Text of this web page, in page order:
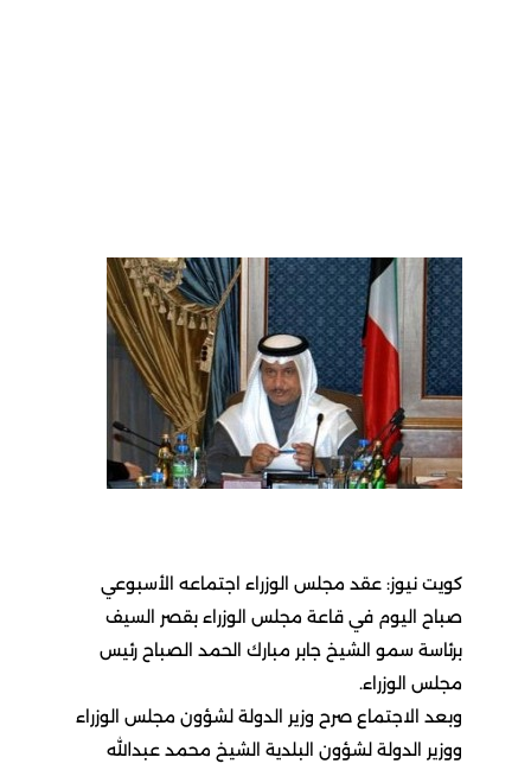
كويت نيوز: عقد مجلس الوزراء اجتماعه الأسبوعي
صباح اليوم في قاعة مجلس الوزراء بقصر السيف
برئاسة سمو الشيخ جابر مبارك الحمد الصباح رئيس
مجلس الوزراء.
وبعد الاجتماع صرح وزير الدولة لشؤون مجلس الوزراء
ووزير الدولة لشؤون البلدية الشيخ محمد عبدالله